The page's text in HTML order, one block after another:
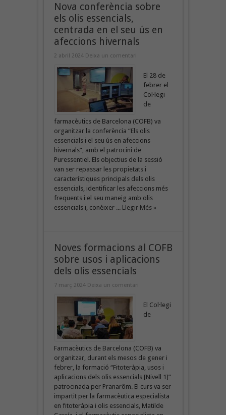
Nova conferència sobre
els olis essencials,
centrada en el seu ús en
afeccions hivernals
2 abril 2024 Deixa un comentari
El 28 de
febrer el
Col·legi
de
farmacèutics de Barcelona (COFB) va
organitzar la conferència “Els olis
essencials i el seu ús en afeccions
hivernals”, amb el patrocini de
Puressentiel. Els objectius de la sessió
van ser repassar les propietats i
característiques principals dels olis
essencials, identificar les afeccions més
freqüents i el seu maneig amb olis
essencials i, conèixer ... Llegir Més »
Noves formacions al COFB
sobre usos i aplicacions
dels olis essencials
7 març 2024 Deixa un comentari
El Col·legi
de
Farmacèutics de Barcelona (COFB) va
organitzar, durant els mesos de gener i
febrer, la formació “Fitoteràpia, usos i
aplicacions dels olis essencials [Nivell 1]”
patrocinada per Pranarôm. El curs va ser
impartit per la farmacèutica especialista
en fitoteràpia i olis essencials, Matilde